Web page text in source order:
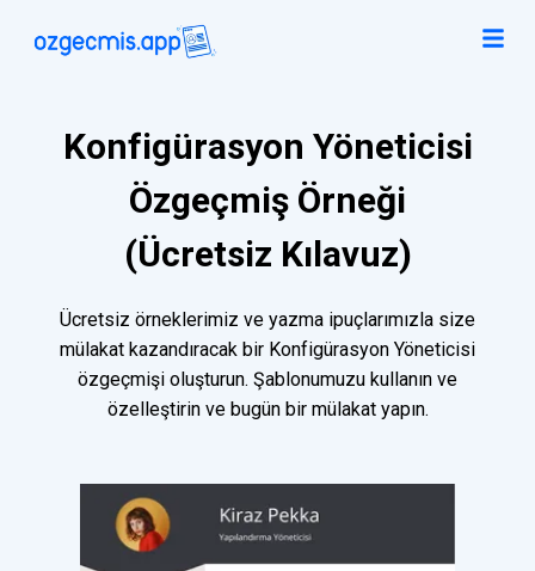
Konfigürasyon Yöneticisi
Özgeçmiş Örneği
(Ücretsiz Kılavuz)
Ücretsiz örneklerimiz ve yazma ipuçlarımızla size
mülakat kazandıracak bir Konfigürasyon Yöneticisi
özgeçmişi oluşturun. Şablonumuzu kullanın ve
özelleştirin ve bugün bir mülakat yapın.